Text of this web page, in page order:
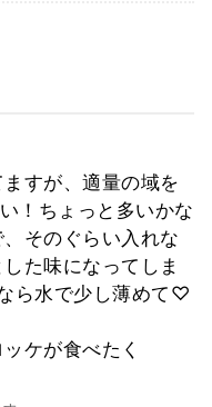
すが、適量の域を
！ちょっと多いかな
そのぐらい入れな
た味になってしま
ら水で少し薄めて♡
ケが食べたく